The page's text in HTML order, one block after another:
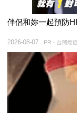
伴侶和妳一起預防
PR・台灣癌
2026-08-07